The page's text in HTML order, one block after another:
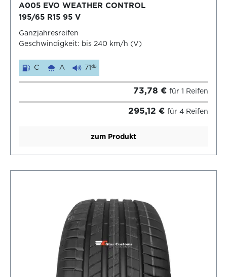
A005 EVO WEATHER CONTROL
195/65 R15 95 V
Ganzjahresreifen
Geschwindigkeit: bis 240 km/h (V)
C A 71dB
73,78 € für 1 Reifen
295,12 € für 4 Reifen
zum Produkt